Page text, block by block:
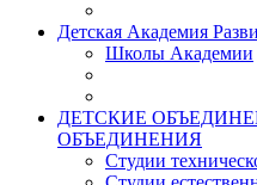
Детская Академия
Школы Академии
ДЕТСКИЕ
ОБЪЕДИНЕНИЯ
Студии